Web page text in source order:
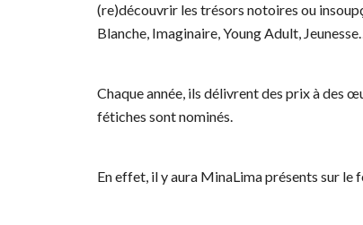
(re)découvrir les trésors notoires ou
Blanche, Imaginaire, Young Adult,
Chaque année, ils délivrent des prix à des
fétiches sont nominés.
En effet, il y aura MinaLima présents sur le